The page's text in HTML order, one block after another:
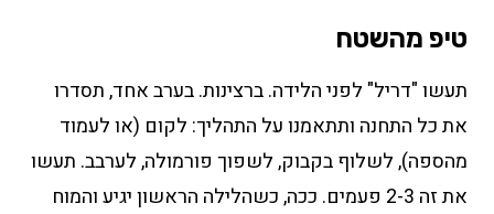
טיפ מהשטח
תעשו "דריל" לפני הלידה. ברצינות. בערב אחד, תסדרו
את כל התחנה ותתאמנו על התהליך: לקום (או לעמוד
מהספה), לשלוף בקבוק, לשפוך פורמולה, לערבב. תעשו
את זה 2-3 פעמים. ככה, כשהלילה הראשון יגיע והמוח